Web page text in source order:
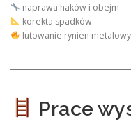
naprawa haków i obejm
korekta spadków
lutowanie rynien
Prace